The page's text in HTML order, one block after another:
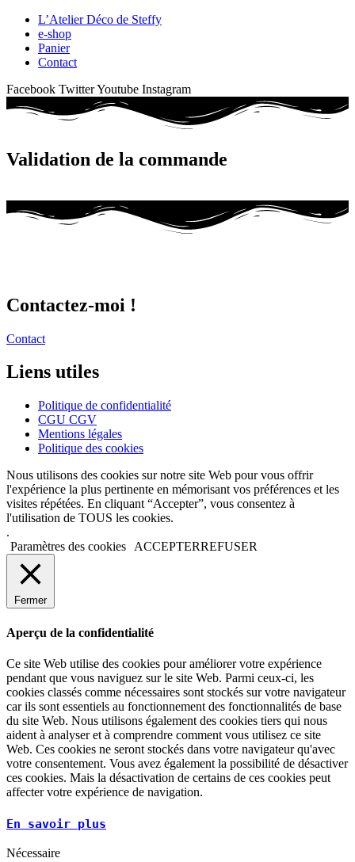
L’Atelier Déco de Steffy
e-shop
Panier
Contact
Facebook TwitterYoutube Instagram
Validation de la commande
Contactez-moi !
Contact
Liens utiles
Politique de confidentialité
CGU CGV
Mentions légales
Politique des cookies
Nous utilisons des cookies sur notre site Web pour vous offrir
l'expérience la plus pertinente en mémorisant vos préférences et les
visites répétées. En cliquant “Accepter”, vous consentez à
l'utilisation de TOUS les cookies.
.
Paramètres des cookies ACCEPTERREFUSER
Fermer
Aperçu de la confidentialité
Ce site Web utilise des cookies pour améliorer votre expérience
pendant que vous naviguez sur le site Web. Parmi ceux-ci, les
cookies classés comme nécessaires sont stockés sur votre navigateur
car ils sont essentiels au fonctionnement des fonctionnalités de base
du site Web. Nous utilisons également des cookies tiers qui nous
aident à analyser et à comprendre comment vous utilisez ce site
Web. Ces cookies ne seront stockés dans votre navigateur qu'avec
votre consentement. Vous avez également la possibilité de désactiver
ces cookies. Mais la désactivation de certains de ces cookies peut
affecter votre expérience de navigation.
En savoir plus
Nécessaire